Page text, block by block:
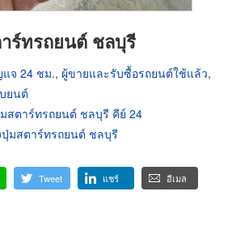
ร์ทรถยนต์ ชลบุรี
จ 24 ชม., ผู้ขายและรับซื้อรถยนต์ใช้แล้ว,
ยนต์
สตาร์ทรถยนต์ ชลบุรี คีย์ 24
มสตาร์ทรถยนต์ ชลบุรี
Tweet แชร์ อีเมล